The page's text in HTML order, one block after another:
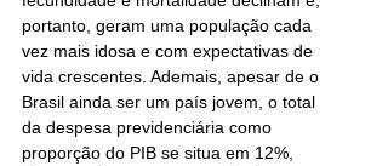
portanto, geram uma população cada
vez mais idosa e com expectativas de
vida crescentes. Ademais, apesar de o
Brasil ainda ser um país jovem, o total
da despesa previdenciária como
proporção do PIB se situa em 12%,